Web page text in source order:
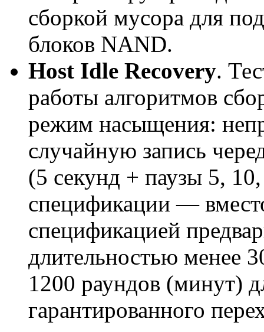
сборкой мусора для
блоков NAND.
Host Idle Recovery.
работы алгоритмов
режим насыщения:
случайную запись
(5 секунд + паузы 5,
спецификации —
спецификацией
длительностью менее
1200 раундов (минут)
гарантированного